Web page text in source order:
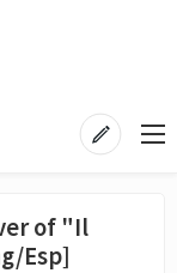
of "Il
Esp]